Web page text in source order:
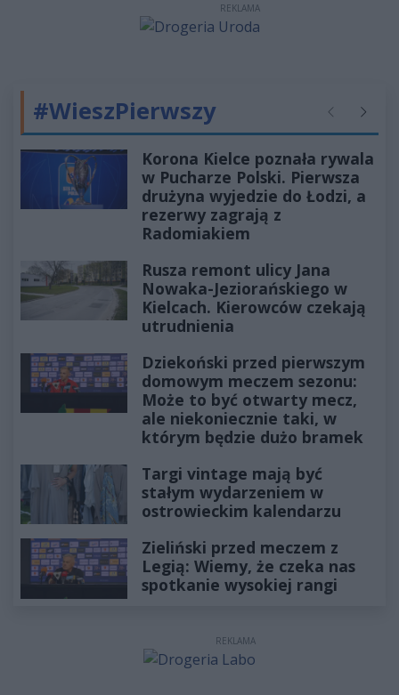
REKLAMA
#WieszPierwszy Poprzednie
Korona Kielce poznała rywala
w Pucharze Polski. Pierwsza
drużyna wyjedzie do Łodzi, a
rezerwy zagrają z
Radomiakiem
Rusza remont ulicy Jana
Nowaka-Jeziorańskiego w
Kielcach. Kierowców czekają
utrudnienia
Dziekoński przed pierwszym
domowym meczem sezonu:
Może to być otwarty mecz,
ale niekoniecznie taki, w
którym będzie dużo bramek
Targi vintage mają być
stałym wydarzeniem w
ostrowieckim kalendarzu
Zieliński przed meczem z
Legią: Wiemy, że czeka nas
spotkanie wysokiej rangi
REKLAMA